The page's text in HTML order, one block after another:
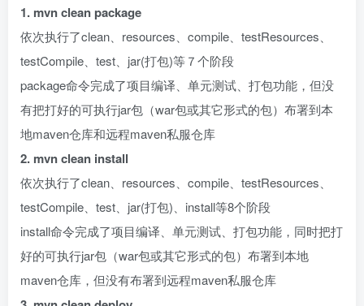
1. mvn clean package
依次执行了clean、resources、compile、testResources、
testCompile、test、jar(打包)等７个阶段
package命令完成了项目编译、单元测试、打包功能，但没
有把打好的可执行jar包（war包或其它形式的包）布署到本
地maven仓库和远程maven私服仓库
2. mvn clean install
依次执行了clean、resources、compile、testResources、
testCompile、test、jar(打包)、install等8个阶段
install命令完成了项目编译、单元测试、打包功能，同时把打
好的可执行jar包（war包或其它形式的包）布署到本地
maven仓库，但没有布署到远程maven私服仓库